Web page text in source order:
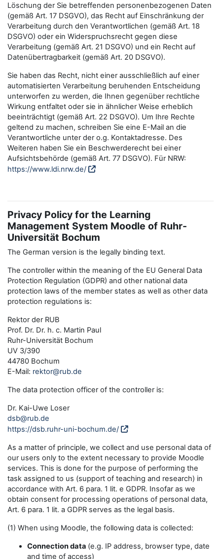
Löschung der Sie betreffenden personenbezogenen Daten
(gemäß Art. 17 DSGVO), das Recht auf Einschränkung der
Verarbeitung durch den Verantwortlichen (gemäß Art. 18
DSGVO) oder ein Widerspruchsrecht gegen diese
Verarbeitung (gemäß Art. 21 DSGVO) und ein Recht auf
Datenübertragbarkeit (gemäß Art. 20 DSGVO).
Sie haben das Recht, nicht einer ausschließlich auf einer
automatisierten Verarbeitung beruhenden Entscheidung
unterworfen zu werden, die Ihnen gegenüber rechtliche
Wirkung entfaltet oder sie in ähnlicher Weise erheblich
beeinträchtigt (gemäß Art. 22 DSGVO). Um Ihre Rechte
geltend zu machen, schreiben Sie eine E-Mail an die
Verantwortliche unter der o.g. Kontaktadresse. Des
Weiteren haben Sie ein Beschwerderecht bei einer
Aufsichtsbehörde (gemäß Art. 77 DSGVO). Für NRW:
https://www.ldi.nrw.de/
Privacy Policy for the Learning
Management System Moodle of Ruhr-
Universität Bochum
The German version is the legally binding text.
The controller within the meaning of the EU General Data
Protection Regulation (GDPR) and other national data
protection laws of the member states as well as other data
protection regulations is:
Rektor der RUB
Prof. Dr. Dr. h. c. Martin Paul
Ruhr-Universität Bochum
UV 3/390
44780 Bochum
E-Mail: rektor@rub.de
The data protection officer of the controller is:
Dr. Kai-Uwe Loser
dsb@rub.de
https://dsb.ruhr-uni-bochum.de/
As a matter of principle, we collect and use personal data of
our users only to the extent necessary to provide Moodle
services. This is done for the purpose of performing the
task assigned to us (support of teaching and research) in
accordance with Art. 6 para. 1 lit. e GDPR. Insofar as we
obtain consent for processing operations of personal data,
Art. 6 para. 1 lit. a GDPR serves as the legal basis.
(1) When using Moodle, the following data is collected:
Connection data (e.g. IP address, browser type, date
and time of access)